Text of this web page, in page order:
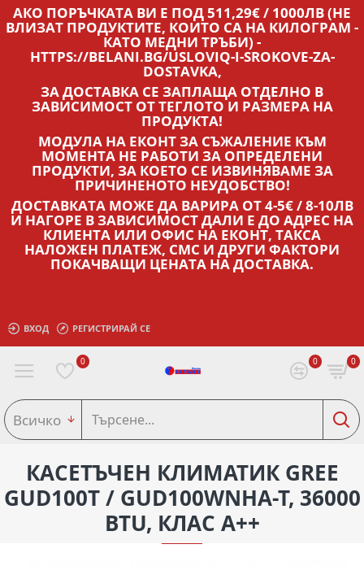
АКО ПОРЪЧКАТА ВИ Е ПОД 511,29€ / 1000ЛВ (НЕ
ВЛИЗАТ ПРОДУКТИТЕ, КОИТО СА НА КИЛОГРАМ -
КАТО МЕДНИ ТРЪБИ) -
HTTPS://BELANI.BG/USLOVIQ-I-SROKOVE-ZA-
DOSTAVKA,
ЗА ДОСТАВКА СЕ ЗАПЛАЩА ОТДЕЛНО В
ЗАВИСИМОСТ ОТ ТЕГЛОТО И РАЗМЕРА НА
ПРОДУКТА!
МОДУЛА НА ЕКОНТ ЗА СЪЖАЛЕНИЕ КЪМ
МОМЕНТА НЕ РАБОТИ ЗА ОПРЕДЕЛЕНИ
ПРОДУКТИ, ЗА КОЕТО СЕ ИЗВИНЯВАМЕ ЗА
ПРИЧИНЕНОТО НЕУДОБСТВО!
ДОСТАВКАТА МОЖЕ ДА ВАРИРА ОТ 4-5€ / 8-10ЛВ
И НАГОРЕ В ЗАВИСИМОСТ ДАЛИ Е ДО АДРЕС НА
КЛИЕНТА ИЛИ ОФИС НА ЕКОНТ, ТАКСА
НАЛОЖЕН ПЛАТЕЖ, СМС И ДРУГИ ФАКТОРИ
ПОКАЧВАЩИ ЦЕНАТА НА ДОСТАВКА.
ВХОД РЕГИСТРИРАЙ СЕ
0 0 0
Всичко
КАСЕТЪЧЕН КЛИМАТИК GREE
GUD100T / GUD100WNHA-T, 36000
BTU, КЛАС A++